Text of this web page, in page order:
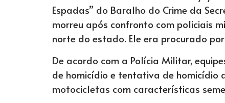
Espadas” do Baralho do Crime da
morreu após confronto com policiais
norte do estado. Ele era procurado
De acordo com a Polícia Militar,
de homicídio e tentativa de homicídio
motocicletas com características